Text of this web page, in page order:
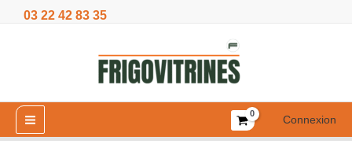
03 22 42 83 35
Connexion